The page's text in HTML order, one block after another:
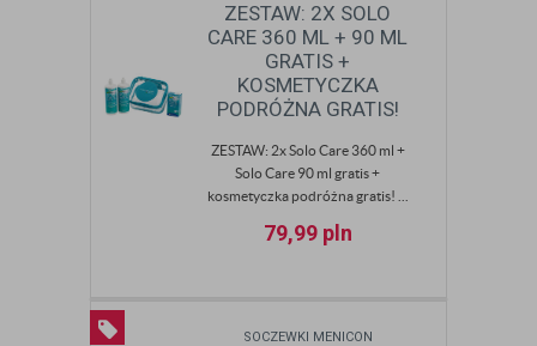
ZESTAW: 2X SOLO
CARE 360 ML + 90 ML
GRATIS +
KOSMETYCZKA
PODRÓŻNA GRATIS!
ZESTAW: 2x Solo Care 360 ml +
Solo Care 90 ml gratis +
kosmetyczka podróżna gratis! ...
79,99 pln
SOCZEWKI MENICON